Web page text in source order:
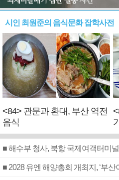
시인 최원준의 음식문화 잡학사전
<84> 관문과 환대, 부산 역전
음식
■ 해수부 청사, 북항 국제여객터미
■ 2028 유엔 해양총회 개최지, ‘부산